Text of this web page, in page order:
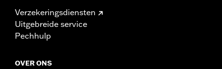
Verzekeringsdiensten
Uitgebreide service
Pechhulp
OVER ONS